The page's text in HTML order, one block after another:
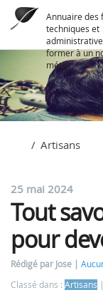
Annuaire des
techniques et
former à un
métier
Artisans
25 mai 2024
Tout
pour
Rédigé par Jose
Classé dans : Artisans